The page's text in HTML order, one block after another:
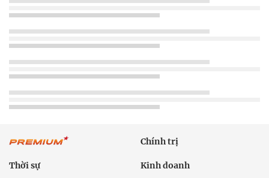
Chính trị
Thời sự Kinh doanh